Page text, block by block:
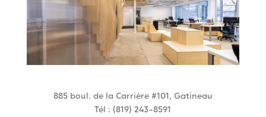
885 boul. de la Carrière #101, Gatineau
Tél : (819) 243-8591